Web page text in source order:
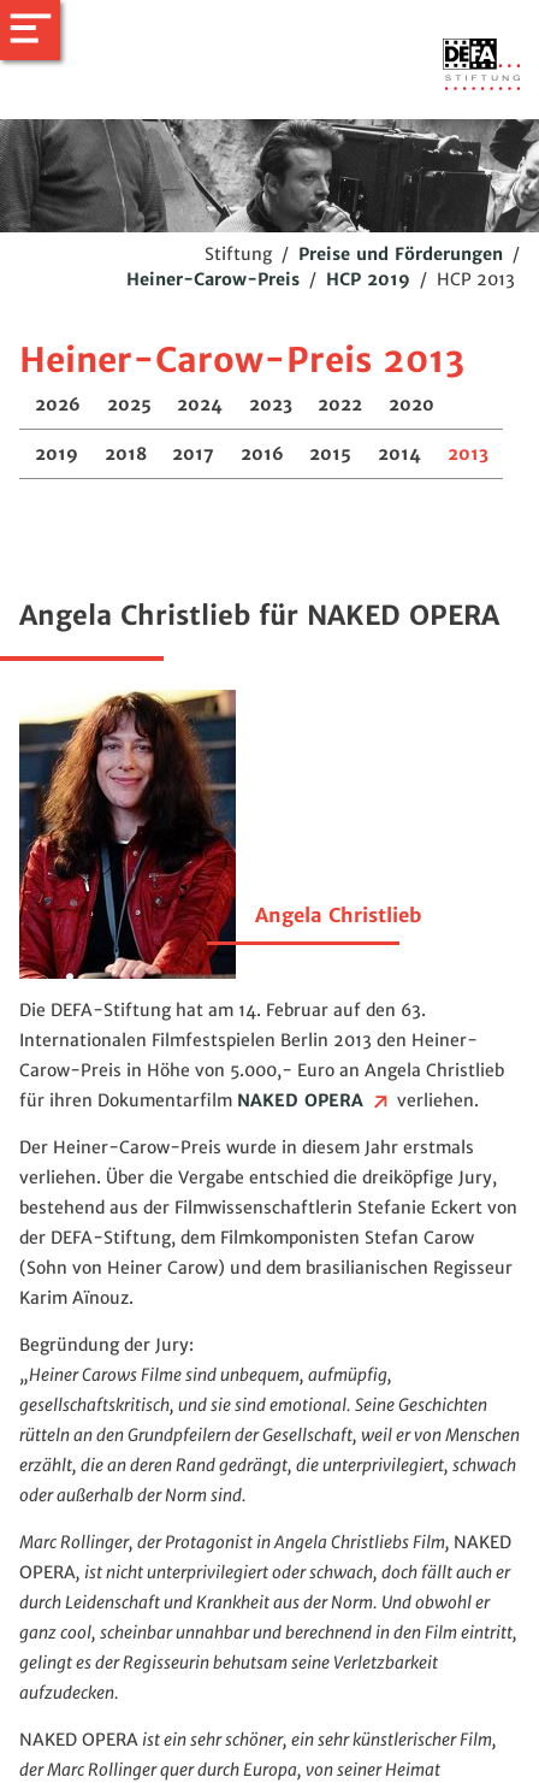
Stiftung / Preise und Förderungen /
Heiner-Carow-Preis / HCP 2019 / HCP 2013
Heiner-Carow-Preis 2013
2026 2025 2024 2023 2022 2020
2019 2018 2017 2016 2015 2014 2013
Angela Christlieb für NAKED OPERA
Angela Christlieb
Die DEFA-Stiftung hat am 14. Februar auf den 63.
Internationalen Filmfestspielen Berlin 2013 den Heiner-
Carow-Preis in Höhe von 5.000,- Euro an Angela Christlieb
für ihren Dokumentarfilm NAKED OPERA verliehen.
Der Heiner-Carow-Preis wurde in diesem Jahr erstmals
verliehen. Über die Vergabe entschied die dreiköpfige Jury,
bestehend aus der Filmwissenschaftlerin Stefanie Eckert von
der DEFA-Stiftung, dem Filmkomponisten Stefan Carow
(Sohn von Heiner Carow) und dem brasilianischen Regisseur
Karim Aïnouz.
Begründung der Jury:
„Heiner Carows Filme sind unbequem, aufmüpfig,
gesellschaftskritisch, und sie sind emotional. Seine Geschichten
rütteln an den Grundpfeilern der Gesellschaft, weil er von Menschen
erzählt, die an deren Rand gedrängt, die unterprivilegiert, schwach
oder außerhalb der Norm sind.
Marc Rollinger, der Protagonist in Angela Christliebs Film, NAKED
OPERA, ist nicht unterprivilegiert oder schwach, doch fällt auch er
durch Leidenschaft und Krankheit aus der Norm. Und obwohl er
ganz cool, scheinbar unnahbar und berechnend in den Film eintritt,
gelingt es der Regisseurin behutsam seine Verletzbarkeit
aufzudecken.
NAKED OPERA ist ein sehr schöner, ein sehr künstlerischer Film,
der Marc Rollinger quer durch Europa, von seiner Heimat